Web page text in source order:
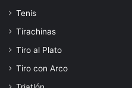
Tenis
Tirachinas
Tiro al Plato
Tiro con Arco